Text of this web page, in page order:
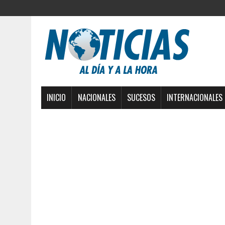
INICIO NACIONALES SUCESOS INTERNACIONALES